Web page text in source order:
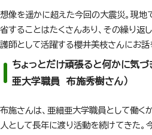
想像を遥かに超えた今回の大震災。現地
省することはたくさんあり、その繰り返
護師として活躍する櫻井美枝さんにお話
ちょっとだけ頑張ると何かに気づ
亜大学職員 布施秀樹さん）
布施さんは、亜細亜大学職員として働く
人として長年に渡り活動を続けてきた